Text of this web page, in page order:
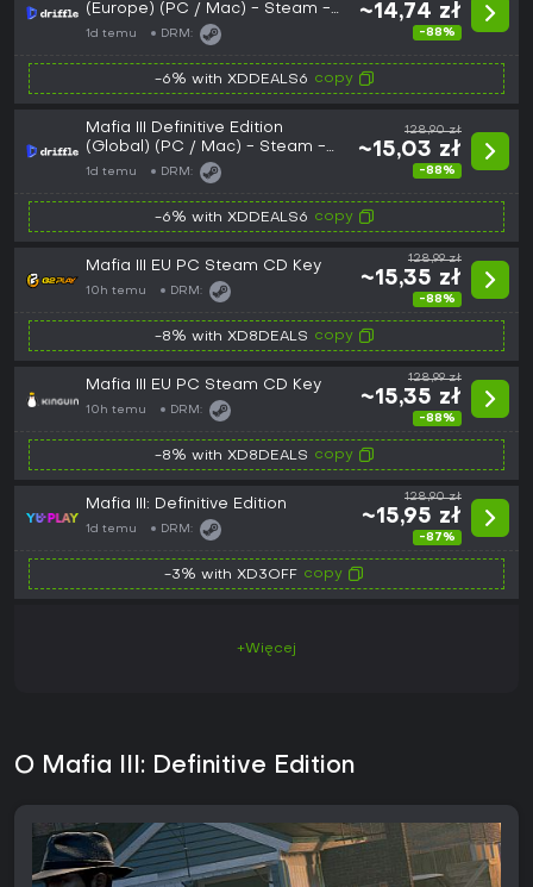
(Europe) (PC / Mac) - Steam -
Digital Key
1d temu DRM:
~14,74 zł
-88%
-6% with XDDEALS6 copy
Mafia III Definitive Edition
(Global) (PC / Mac) - Steam -
Digital Key
1d temu DRM:
128,90 zł
~15,03 zł
-88%
-6% with XDDEALS6 copy
Mafia III EU PC Steam CD Key
10h temu DRM:
128,99 zł
~15,35 zł
-88%
-8% with XD8DEALS copy
Mafia III EU PC Steam CD Key
10h temu DRM:
128,99 zł
~15,35 zł
-88%
-8% with XD8DEALS copy
Mafia III: Definitive Edition
1d temu DRM:
128,90 zł
~15,95 zł
-87%
-3% with XD3OFF copy
+Więcej
O Mafia III: Definitive Edition